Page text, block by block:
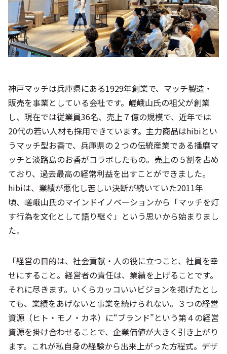
神戸マッチは兵庫県にある1929年創業で、マッチ製造・
販売を事業としている会社です。嵯峨山氏の祖父が創業
し、現在では従業員36名、売上７億の規模で、近年では
20代の若い人材も採用できています。主力商品はhibiとい
うマッチ型お香で、兵庫県の２つの伝統産業である播磨マ
ッチと淡路島のお香がコラボしたもの。売上の５割を占め
ており、過去最高の経常利益を出すことができました。
hibiは、業績が悪化し苦しい決断が続いていた2011年
頃、嵯峨山氏のマインドイノベーションから「マッチを灯
す行為を文化として語り継ぐ」という思いから始まりまし
た。
「経営の目的は、社会貢献・人の役に立つこと、社員を幸
せにすること。経営者の責任は、業績を上げることです。
それに尽きます。いくらカッコいいビジョンを掲げたとし
ても、業績をあげないと事業を続けられない。３つの経営
資源（ヒト・モノ・カネ）に“ブランド”という第４の経営
資源を掛け合わせることで、企業価値が大きく引き上がり
ます。これが私自身の経験から出来上がった方程式。デザ